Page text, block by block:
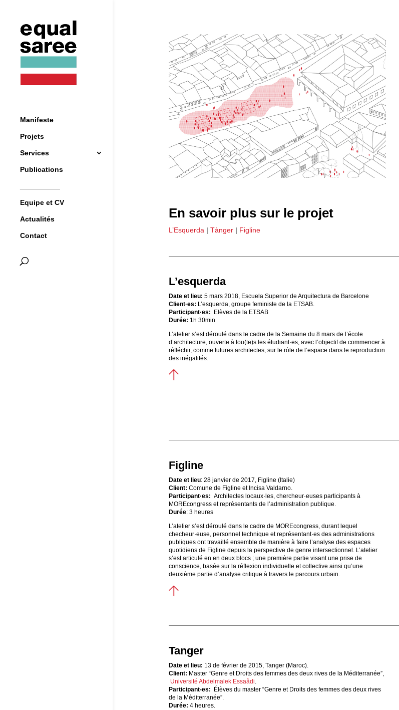
Manifeste
Projets
Services
Publications
Equipe et CV
Actualités
Contact
En savoir plus sur le projet
L’Esquerda | Tànger| Figline
L’esquerda
Date et lieu: 5 mars 2018, Escuela Superior de Arquitectura de Barcelone
Client·es: L’esquerda, groupe feministe de la ETSAB.
Participant·es: Elèves de la ETSAB
Durée: 1h 30min
L’atelier s’est déroulé dans le cadre de la Semaine du 8 mars de l’école
d’architecture, ouverte à tou(te)s les étudiant·es, avec l’objectif de commencer à
réfléchir, comme futures architectes, sur le ròle de l’espace dans le reproduction
des inégalités.
Figline
Date et lieu: 28 janvier de 2017, Figline (Italie)
Client: Comune de Figline et Incisa Valdarno.
Participant·es: Architectes locaux·les, chercheur·euses participants à
MOREcongress et représentants de l’administration publique.
Durée: 3 heures
L’atelier s’est déroulé dans le cadre de MOREcongress, durant lequel
checheur·euse, personnel technique et représentant·es des administrations
publiques ont travaillé ensemble de manière à faire l’analyse des espaces
quotidiens de Figline depuis la perspective de genre intersectionnel. L’atelier
s’est articulé en en deux blocs ; une première partie visant une prise de
conscience, basée sur la réflexion individuelle et collective ainsi qu’une
deuxième partie d’analyse critique à travers le parcours urbain.
Tanger
Date et lieu: 13 de février de 2015, Tanger (Maroc).
Client: Master “Genre et Droits des femmes des deux rives de la Méditerranée”,
Université Abdelmalek Essaâdi.
Participant-es:
Élèves du master “Genre et Droits des femmes des deux rives
de la Méditerranée”.
Durée: 4 heures.